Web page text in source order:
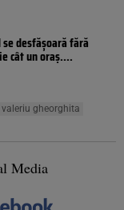
desfășoară fără
cât un oraș....
valeriu gheorghita
Media